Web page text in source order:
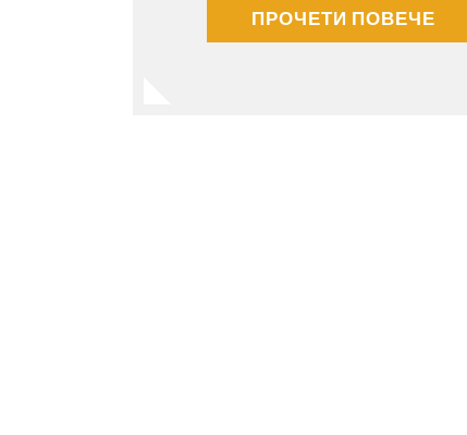
ПРОЧЕТИ ПОВЕЧЕ